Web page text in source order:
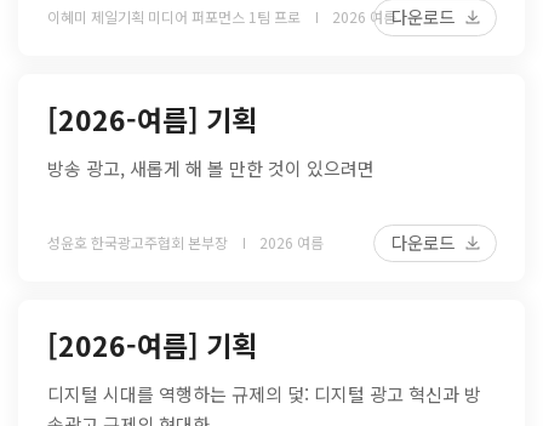
이혜미 제일기획 미디어 퍼포먼스 1팀 프로 2026 여름다운로드
[2026-여름] 기획
방송 광고, 새롭게 해 볼 만한 것이 있으려면
성윤호 한국광고주협회 본부장 2026 여름 다운로드
[2026-여름] 기획
디지털 시대를 역행하는 규제의 덫: 디지털 광고 혁신과 방